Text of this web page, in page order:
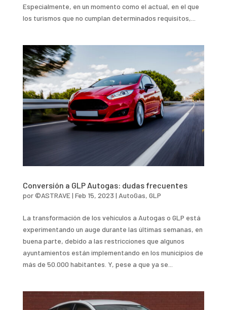
Especialmente, en un momento como el actual, en el que
los turismos que no cumplan determinados requisitos,...
Conversión a GLP Autogas: dudas frecuentes
por©ASTRAVE| Feb 15, 2023 | AutoGas, GLP
La transformación de los vehículos a Autogas o GLP está
experimentando un auge durante las últimas semanas, en
buena parte, debido a las restricciones que algunos
ayuntamientos están implementando en los municipios de
más de 50.000 habitantes. Y, pese a que ya se...